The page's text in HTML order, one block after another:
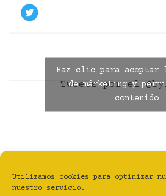
Utilizamos cookies para optimizar
nuestro servicio.
Tweets por el
Haz clic para aceptar
de márketing y
contenido